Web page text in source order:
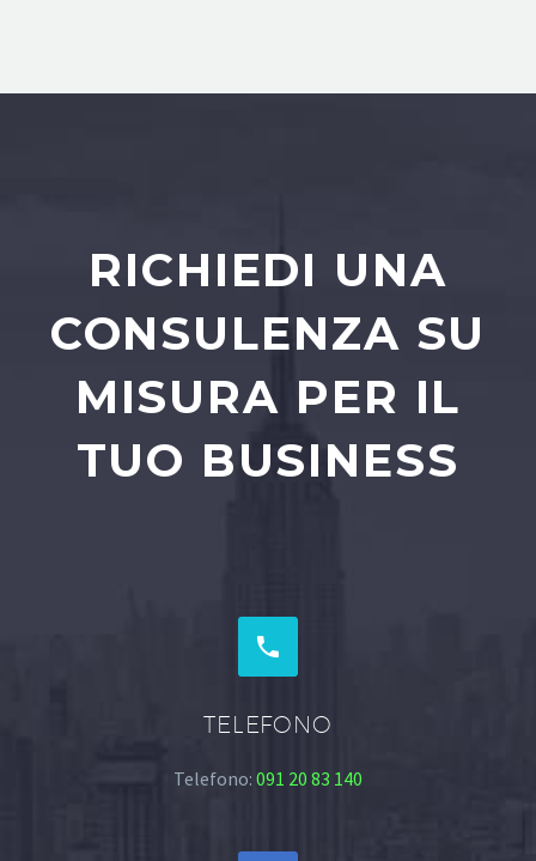
RICHIEDI UNA
CONSULENZA SU
MISURA PER IL
TUO BUSINESS


TELEFONO
Telefono: 091 20 83 140